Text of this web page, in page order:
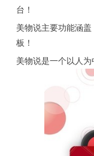
台！
美物说主要功能涵
板！
美物说是一个以人为